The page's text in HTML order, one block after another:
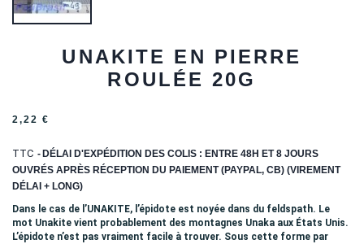
UNAKITE EN PIERRE
ROULÉE 20G
2,22 €
TTC
DÉLAI D'EXPÉDITION DES COLIS : ENTRE 48H ET 8 JOURS
OUVRÉS APRÈS RÉCEPTION DU PAIEMENT (PAYPAL, CB) (VIREMENT
DÉLAI + LONG)
Dans le cas de l’UNAKITE, l’épidote est noyée dans du feldspath. Le
mot Unakite vient probablement des montagnes Unaka aux États Unis.
L’épidote n’est pas vraiment facile à trouver. Sous cette forme par